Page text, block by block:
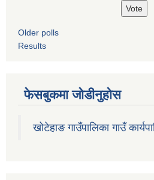
Older polls
Results
फेसबुकमा जोडीनुहोस
खोटेहाङ गाउँपालिका गाउँ